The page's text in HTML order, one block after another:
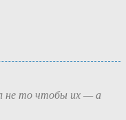
не то чтобы их — а